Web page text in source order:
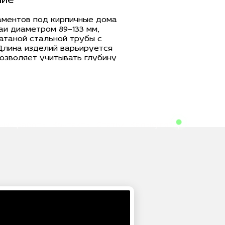
Калькулятор
под кирпичные дома
диаметром 89–133 мм,
стальной трубы с
изделий варьируется
учитывать глубину
грунта на участке.
мм обеспечивают
к сезонным
89–133 мм с